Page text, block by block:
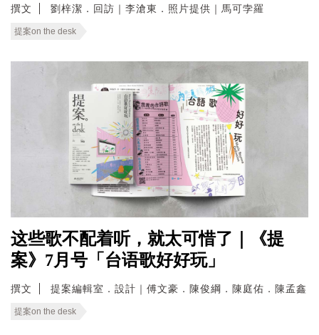
撰文 劉梓潔．回訪｜李滄東．照片提供｜馬可孛羅
提案on the desk
这些歌不配着听，就太可惜了｜《提
案》7月号「台语歌好好玩」
撰文 提案編輯室．設計｜傅文豪．陳俊綱．陳庭佑．陳孟鑫
提案on the desk